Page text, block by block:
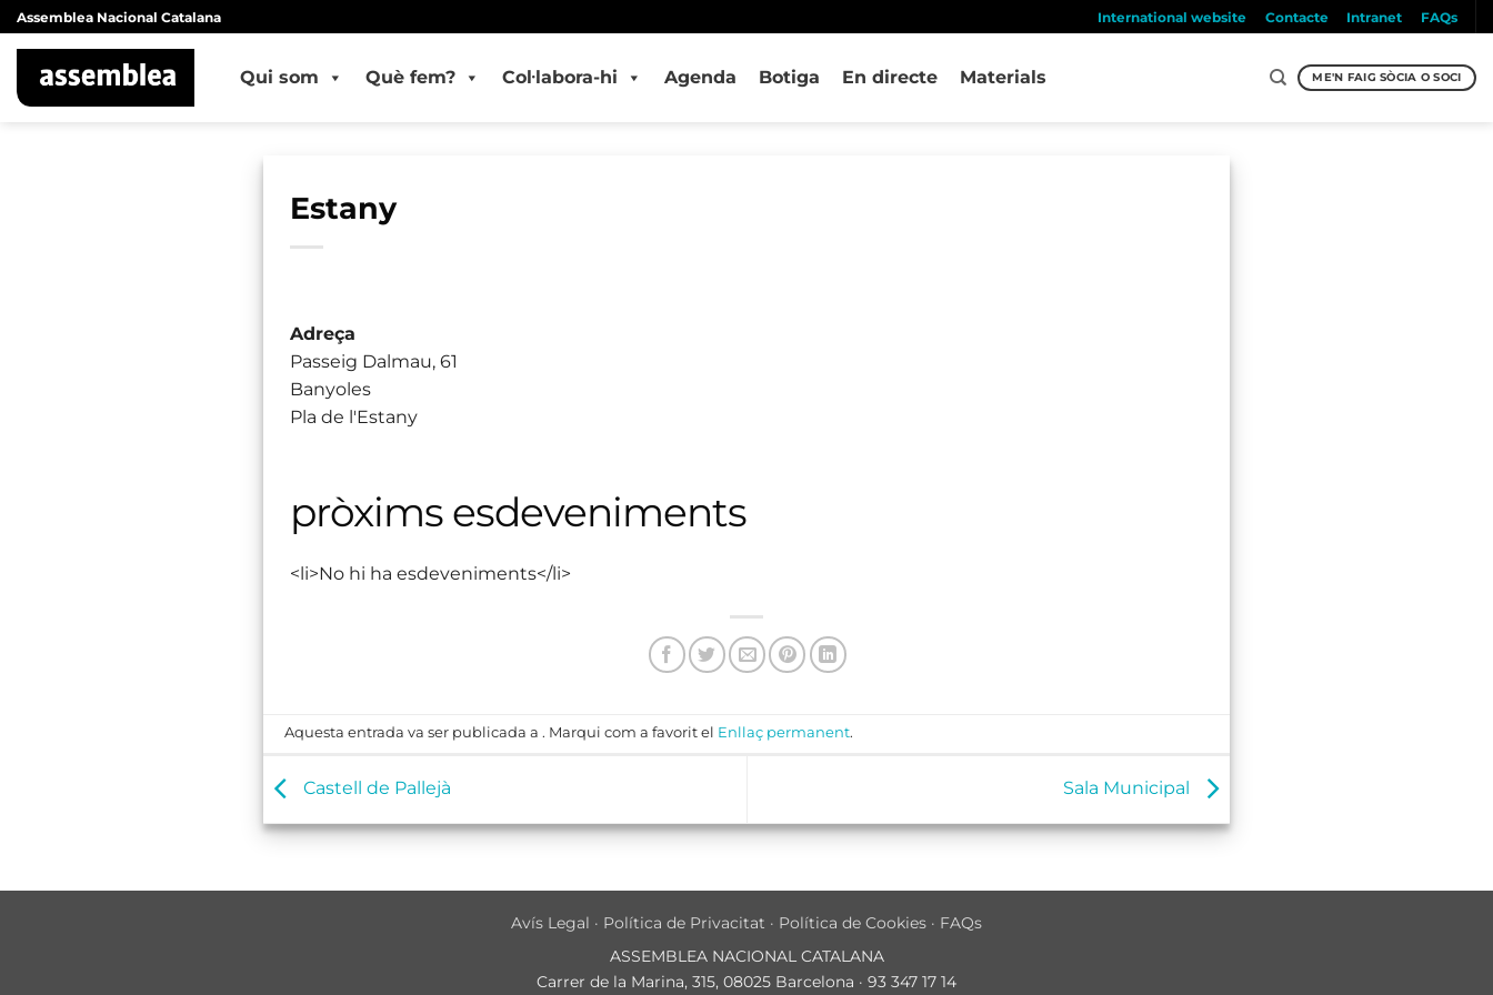
Skip
to
content
Assemblea Nacional Catalana International website Contacte Intranet FAQs
Qui som Què fem? Col·labora-hi Agenda Botiga En directe Materials ME'N FAIG SÒCIA O SOCI
Estany
Adreça
Passeig Dalmau, 61
Banyoles
Pla de l'Estany
pròxims esdeveniments
<li>No hi ha esdeveniments</li>
Aquesta entrada va ser publicada a . Marqui com a favorit el Enllaç permanent.
Castell de Pallejà Sala Municipal
Avís Legal · Política de Privacitat · Política de Cookies · FAQs
ASSEMBLEA NACIONAL CATALANA
Carrer de la Marina, 315, 08025 Barcelona · 93 347 17 14